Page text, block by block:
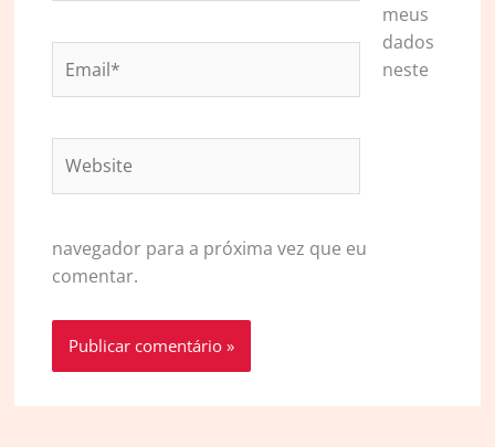
meus
dados
neste
navegador para a próxima vez que eu
comentar.